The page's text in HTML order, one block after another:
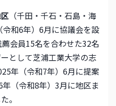
（千田・千石・石島・海
和6年）6月に協議会を設
会員15名を合わせた32名
として芝浦工業大学の志
年（令和7年）6月に提案
（令和8年）3月に地区ま
。